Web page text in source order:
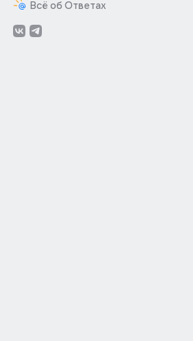
Всё об Ответах